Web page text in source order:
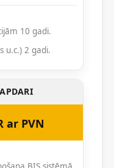
10 gadi.
u.c.) 2 gadi.
ar PVN